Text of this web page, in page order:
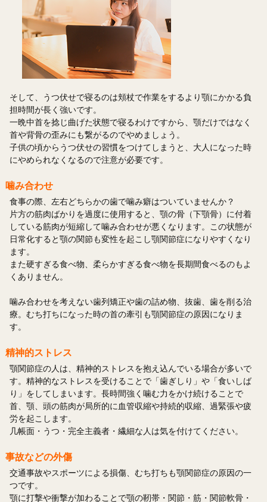
そして、うつ伏せで寝るのは頬杖で作業をするより顎にかかる負
担時間が長く強いです。
一晩中首を捻じ曲げた状態で寝るわけですから、顎だけではなく
首や背骨の歪みにも繋がるのでやめましょう。
子供の頃からうつ伏せの習慣をつけてしまうと、大人になった時
にやめられなくなるので注意が必要です。
噛み合わせ
食事の際、左右どちらかの歯で噛み癖はついていませんか？
片方の筋肉ばかりを過度に使用すると、顎の骨（下顎骨）に付着
している筋肉が短縮して噛み合わせが悪くなります。この状態が
日常化すると顎の関節も変性を起こし顎関節症になりやすくなり
ます。
また硬すぎる食べ物、柔らかすぎる食べ物を長期間食べるのもよ
くありません。
噛み合わせを考えない歯列矯正や歯の詰め物、抜歯、歯を削る治
療。むち打ちになった時の首の牽引も顎関節症の原因になりま
す。
精神的ストレス
顎関節症の人は、精神的ストレスを抱え込んでいる場合が多いで
す。精神的なストレスを受けることで「歯ぎしり」や「食いしば
り」をしてしまいます。長時間強く噛む力をかけ続けることで
首、顎、頭の筋肉が局所的に血管収縮や持続的収縮、過緊張や疲
労を起こします。
几帳面・うつ・完全主義者・繊細な人は気を付けてください。
事故などの外傷
交通事故やスポーツによる損傷、むち打ちも顎関節症の原因の一
つです。
顎に打撃や衝撃が加わることで顎の靭帯・関節・筋・関節軟骨・